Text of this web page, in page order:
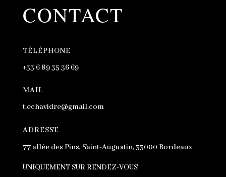
CONTACT
TÉLÉPHONE
+33 6 89 35 36 69
MAIL
t.echavidre@gmail.com
ADRESSE
77 allée des Pins, Saint-Augustin, 33000 Bordeaux
UNIQUEMENT SUR RENDEZ-VOUS